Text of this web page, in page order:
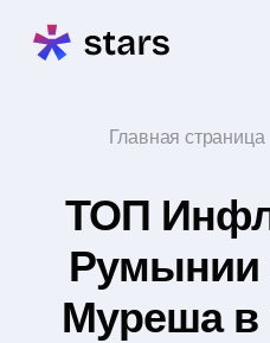
Главная страница
ТОП
Румынии
Муреша в